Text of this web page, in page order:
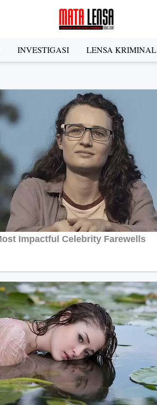
INVESTIGASI LENSA KRIMINAL